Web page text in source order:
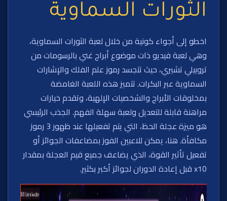
الثورات السماوية
اخطو إلى أجواء كونية من خلال لعبة الثورات السماوية،
وهي لعبة فيديو ذات موضوع أبراج غني بالرسومات من
تروبيلي تشيري، حيث تتجسد رموز علم الفلك والإشارات
السماوية عبر البكرات. تتميز هذه اللعبة الغامضة
بمخلوقات الأبراج والشخصيات الإلهية، وتقدم خيارات
مراهنة قابلة للتعديل ولعبة سهلة الفهم. الجذب الرئيسي
هو ميزة عجلة الحظ، التي يتم تفعيلها عند ظهور 3 رموز
مكافأة. هنا، يمكن للاعبين الفوز بمضاعفات الجوائز أو
تفعيل تأثير القوة، الذي يضاعف جميع قيم العجلة بمقدار
x10 قبل إعادة الدوران لجوائز أكبر بكثير.